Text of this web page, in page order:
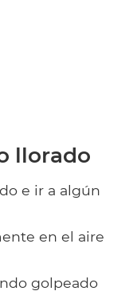
llorado
e ir a algún
en el aire
golpeado